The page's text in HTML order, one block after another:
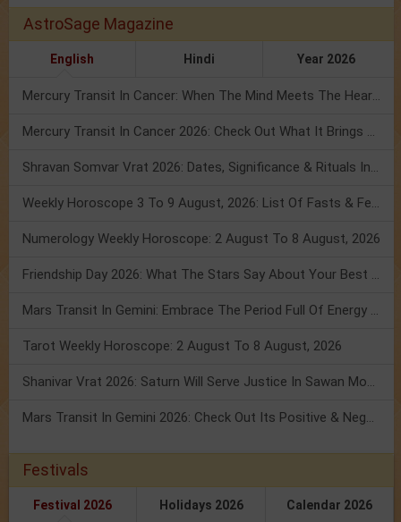
AstroSage Magazine
English Hindi Year 2026
Mercury Transit In Cancer: When The Mind Meets The Heart!
Mercury Transit In Cancer 2026: Check Out What It Brings For You
Shravan Somvar Vrat 2026: Dates, Significance & Rituals In August
Weekly Horoscope 3 To 9 August, 2026: List Of Fasts & Festivals
Numerology Weekly Horoscope: 2 August To 8 August, 2026
Friendship Day 2026: What The Stars Say About Your Best Friend!
Mars Transit In Gemini: Embrace The Period Full Of Energy & Intelligence
Tarot Weekly Horoscope: 2 August To 8 August, 2026
Shanivar Vrat 2026: Saturn Will Serve Justice In Sawan Month!
Mars Transit In Gemini 2026: Check Out Its Positive & Negative Impact
Festivals
Festival 2026 Holidays 2026 Calendar 2026